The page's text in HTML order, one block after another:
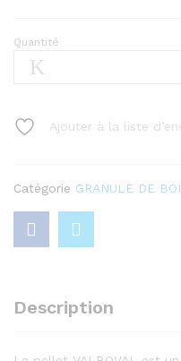
Pellet
Valboval
de
de
Quantité
Ajouter à la liste
Catégorie GRANULE DE
Description